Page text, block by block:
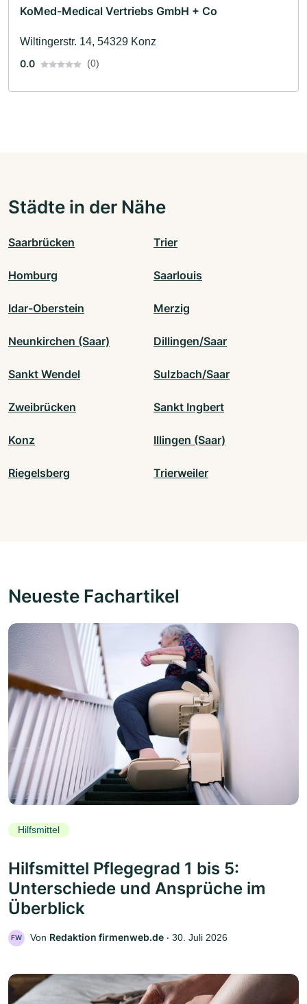
KoMed-Medical Vertriebs GmbH + Co
Wiltingerstr. 14, 54329 Konz
0.0
(0)
Städte in der Nähe
Saarbrücken Trier
Homburg Saarlouis
Idar-Oberstein Merzig
Neunkirchen (Saar) Dillingen/Saar
Sankt Wendel Sulzbach/Saar
Zweibrücken Sankt Ingbert
Konz Illingen (Saar)
Riegelsberg Trierweiler
Neueste Fachartikel
Hilfsmittel
Hilfsmittel Pflegegrad 1 bis 5:
Unterschiede und Ansprüche im
Überblick
FW Von Redaktion firmenweb.de ‧ 30. Juli 2026